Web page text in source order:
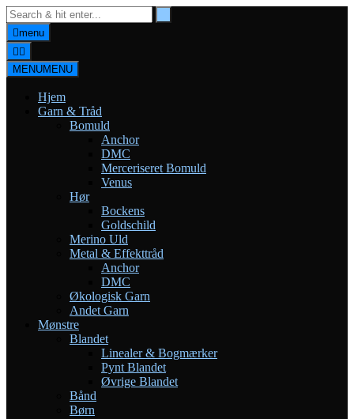
Skip
to
content
menu
MENUMENU
Hjem
Garn & Tråd
Bomuld
Anchor
DMC
Merceriseret Bomuld
Venus
Hør
Bockens
Goldschild
Merino Uld
Metal & Effekttråd
Anchor
DMC
Økologisk Garn
Andet Garn
Mønstre
Blandet
Linealer & Bogmærker
Pynt Blandet
Øvrige Blandet
Bånd
Børn